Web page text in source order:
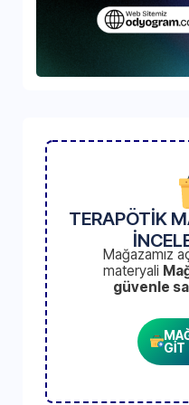
TERAPÖTİK
Mağazamız
materyali
güvenle
GİT